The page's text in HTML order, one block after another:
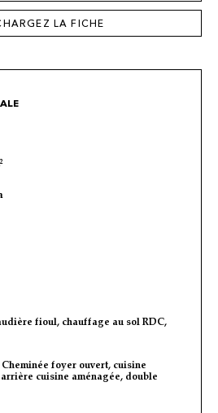
LA FICHE
fioul, chauffage au sol RDC,
Cheminée foyer ouvert, cuisine
cuisine aménagée, double